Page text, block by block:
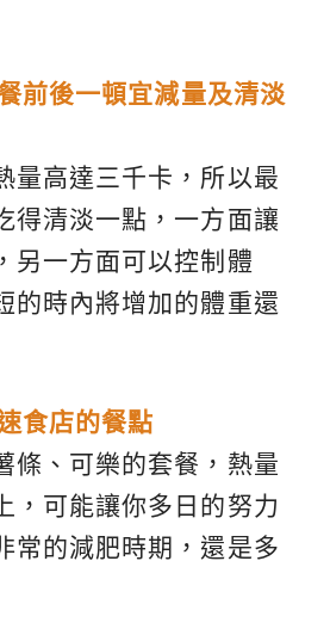
前後一頓宜減量及清淡
量高達三千卡，所以最
得清淡一點，一方面讓
另一方面可以控制體
的時內將增加的體重還
食店的餐點
條、可樂的套餐，熱量
，可能讓你多日的努力
常的減肥時期，還是多